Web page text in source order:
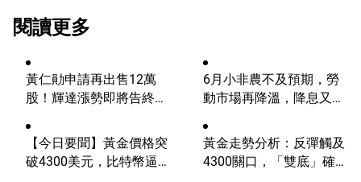
閱讀更多
黃仁勛申請再出售12萬
股！輝達漲勢即將告終？
6月小非農不及預期，勞
動市場再降溫，降息又邁
【今日要聞】黃金價格突
破4300美元，比特幣逼近
黃金走勢分析：反彈觸及
4300關口，「雙底」確立